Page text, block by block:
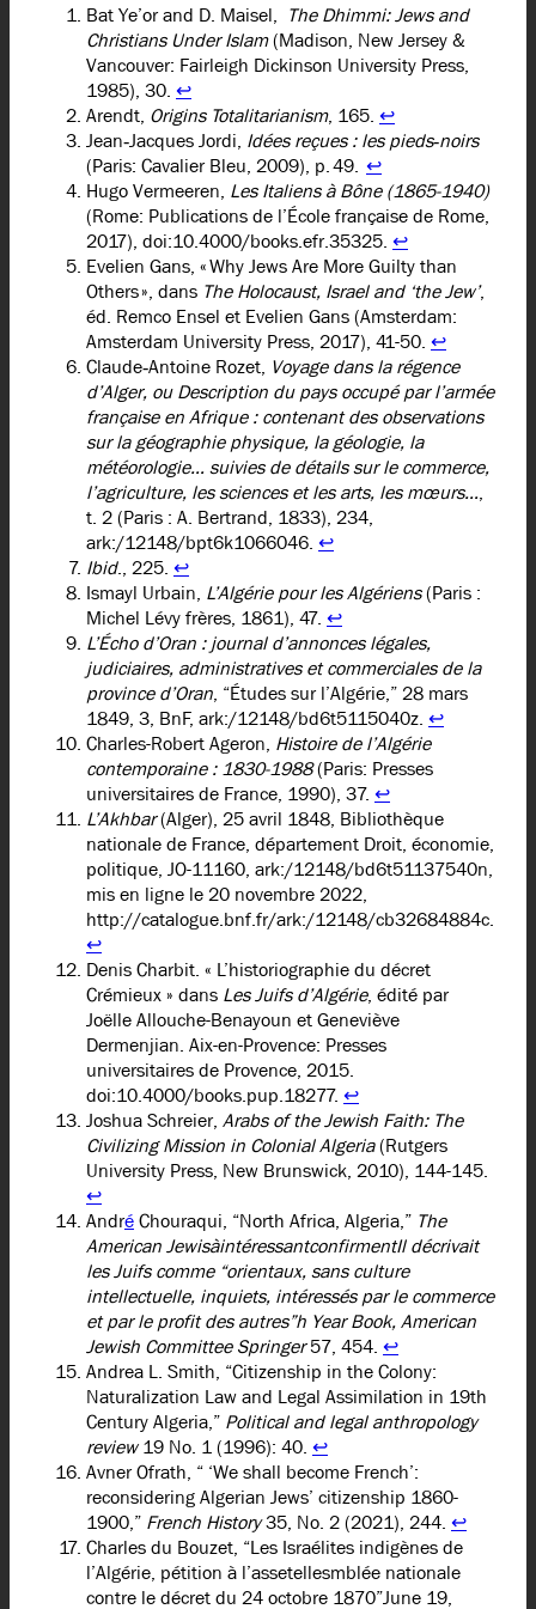
Bat Ye’or and D. Maisel, The Dhimmi: Jews and
Christians Under Islam(Madison, New Jersey &
Vancouver: Fairleigh Dickinson University Press,
1985), 30. ↩︎
Arendt, ​ Origins Totalitarianism, 165. ↩︎
Jean‑Jacques Jordi, Idées reçues : les pieds‑noirs
(Paris: Cavalier Bleu, 2009), p. 49. ↩︎
Hugo Vermeeren, Les Italiens à Bône (1865-1940)
(Rome: Publications de l’École française de Rome,
2017), doi:10.4000/books.efr.35325. ↩︎
Evelien Gans, « Why Jews Are More Guilty than
Others », dans The Holocaust, Israel and ‘the Jew’,
éd. Remco Ensel et Evelien Gans (Amsterdam:
Amsterdam University Press, 2017), 41-50. ↩︎
Claude‑Antoine Rozet, Voyage dans la régence
d’Alger, ou Description du pays occupé par l’armée
française en Afrique : contenant des observations
sur la géographie physique, la géologie, la
météorologie… suivies de détails sur le commerce,
l’agriculture, les sciences et les arts, les mœurs…,
t. 2 (Paris : A. Bertrand, 1833), 234,
ark:/12148/bpt6k1066046. ↩︎
Ibid., 225. ↩︎
Ismayl Urbain, L’Algérie pour les Algériens(Paris :
Michel Lévy frères, 1861), 47. ↩︎
L’Écho d’Oran : journal d’annonces légales,
judiciaires, administratives et commerciales de la
province d’Oran, “Études sur l’Algérie,” 28 mars
1849, 3, BnF, ark:/12148/bd6t5115040z. ↩︎
Charles-Robert Ageron, Histoire de l’Algérie
contemporaine : 1830-1988(Paris: Presses
universitaires de France, 1990), 37. ↩︎
L’Akhbar(Alger), 25 avril 1848, Bibliothèque
nationale de France, département Droit, économie,
politique, JO-11160, ark:/12148/bd6t51137540n,
mis en ligne le 20 novembre 2022,
http://catalogue.bnf.fr/ark:/12148/cb32684884c.
↩︎
Denis Charbit. « L’historiographie du décret
Crémieux » dans Les Juifs d’Algérie, édité par
Joëlle Allouche-Benayoun et Geneviève
Dermenjian. Aix-en-Provence: Presses
universitaires de Provence, 2015.
doi:10.4000/books.pup.18277. ↩︎
Joshua Schreier, Arabs of the Jewish Faith: The
Civilizing Mission in Colonial Algeria(Rutgers
University Press, New Brunswick, 2010), 144-145.
↩︎
AndréChouraqui, “North Africa, Algeria,” The
American JewisàintéressantconfirmentIl décrivait
les Juifs comme “orientaux, sans culture
intellectuelle, inquiets, intéressés par le commerce
et par le profit des autres”h Year Book, American
Jewish Committee Springer57, 454. ↩︎
Andrea L. Smith, “Citizenship in the Colony:
Naturalization Law and Legal Assimilation in 19th
Century Algeria,” Political and legal anthropology
review19 No. 1 (1996): 40. ↩︎
Avner Ofrath, “ ‘We shall become French’:
reconsidering Algerian Jews’ citizenship 1860-
1900,” French History35, No. 2 (2021), 244. ↩︎
Charles du Bouzet, “Les Israélites indigènes de
l’Algérie, pétition à l’assetellesmblée nationale
contre le décret du 24 octobre 1870”June 19,